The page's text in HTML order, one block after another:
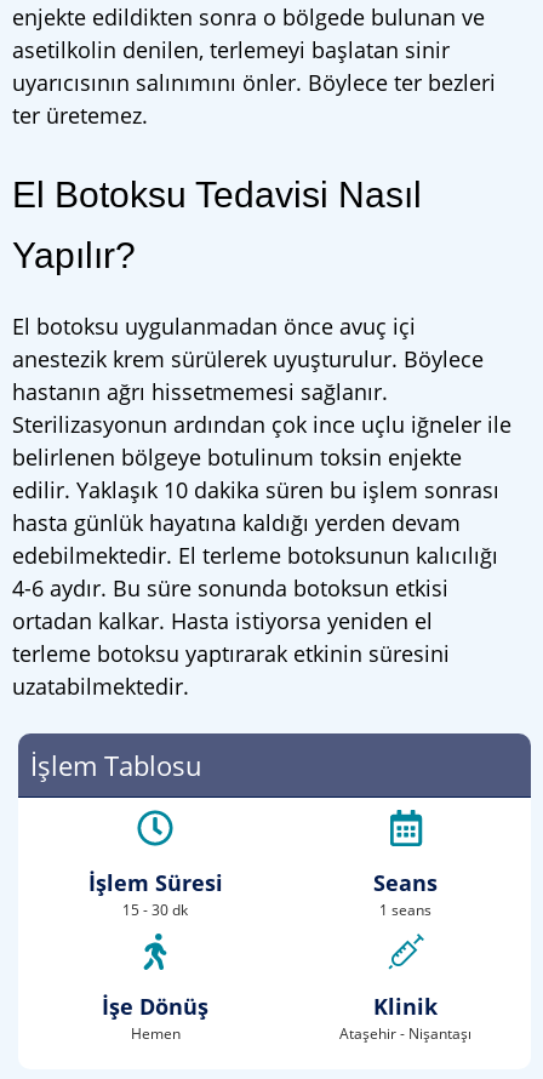
enjekte edildikten sonra o bölgede bulunan ve
asetilkolin denilen, terlemeyi başlatan sinir
uyarıcısının salınımını önler. Böylece ter bezleri
ter üretemez.
El Botoksu Tedavisi Nasıl
Yapılır?
El botoksu uygulanmadan önce avuç içi
anestezik krem sürülerek uyuşturulur. Böylece
hastanın ağrı hissetmemesi sağlanır.
Sterilizasyonun ardından çok ince uçlu iğneler ile
belirlenen bölgeye botulinum toksin enjekte
edilir. Yaklaşık 10 dakika süren bu işlem sonrası
hasta günlük hayatına kaldığı yerden devam
edebilmektedir. El terleme botoksunun kalıcılığı
4-6 aydır. Bu süre sonunda botoksun etkisi
ortadan kalkar. Hasta istiyorsa yeniden el
terleme botoksu yaptırarak etkinin süresini
uzatabilmektedir.
İşlem Tablosu
İşlem Süresi
15 - 30 dk
İşe Dönüş
Hemen
Seans
1 seans
Klinik
Ataşehir - Nişantaşı